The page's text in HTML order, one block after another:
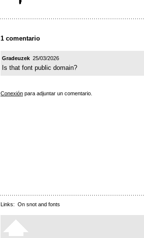
1 comentario
Gradeuzek 25/03/2026
Is that font public domain?
Conexión para adjuntar un comentario.
Links: On snot and fonts